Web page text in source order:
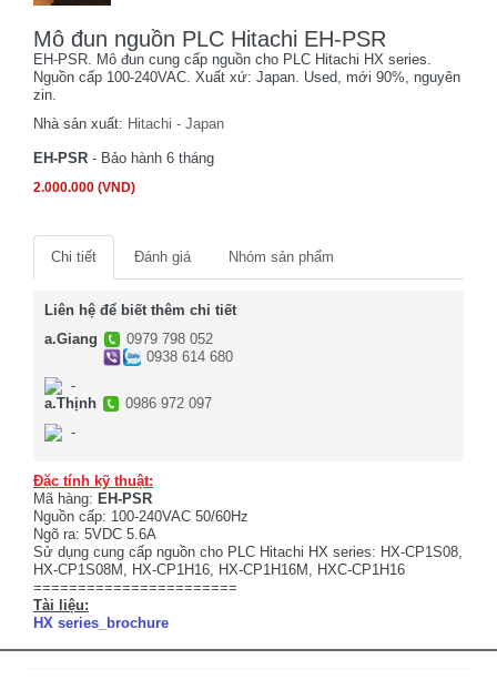
Mô đun nguồn PLC Hitachi EH-PSR
EH-PSR. Mô đun cung cấp nguồn cho PLC Hitachi HX series.
Nguồn cấp 100-240VAC. Xuất xứ: Japan. Used, mới 90%, nguyên
zin.
Nhà sản xuất: Hitachi - Japan
EH-PSR - Bảo hành 6 tháng
2.000.000 (VND)
Chi tiết Đánh giá Nhóm sản phẩm
Liên hệ để biết thêm chi tiết
a.Giang
0979 798 052
0938 614 680
-
a.Thịnh
0986 972 097
-
Đặc tính kỹ thuật:
Mã hàng: EH-PSR
Nguồn cấp: 100-240VAC 50/60Hz
Ngõ ra: 5VDC 5.6A
Sử dụng cung cấp nguồn cho PLC Hitachi HX series: HX-CP1S08,
HX-CP1S08M, HX-CP1H16, HX-CP1H16M, HXC-CP1H16
=======================
Tài liệu:
HX series_brochure